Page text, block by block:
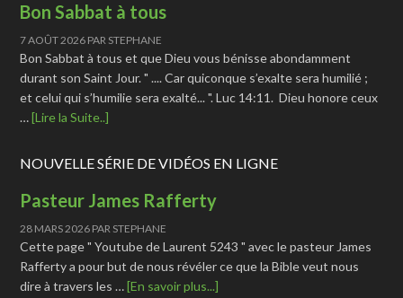
Bon Sabbat à tous
7 AOÛT 2026 PAR STEPHANE
Bon Sabbat à tous et que Dieu vous bénisse abondamment
durant son Saint Jour. " .... Car quiconque s’exalte sera humilié ;
et celui qui s’humilie sera exalté... ". Luc 14:11. Dieu honore ceux
…[Lire la Suite..]
NOUVELLE SÉRIE DE VIDÉOS EN LIGNE
Pasteur James Rafferty
28 MARS 2026 PAR STEPHANE
Cette page " Youtube de Laurent 5243 " avec le pasteur James
Rafferty a pour but de nous révéler ce que la Bible veut nous
dire à travers les …[En savoir plus...]